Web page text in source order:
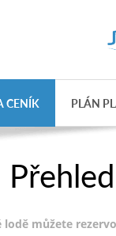
CENÍK PLÁN
můžete